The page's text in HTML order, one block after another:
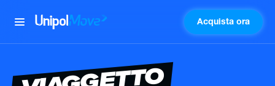
UnipolMove Acquista ora